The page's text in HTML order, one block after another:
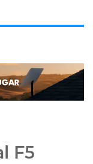
F5